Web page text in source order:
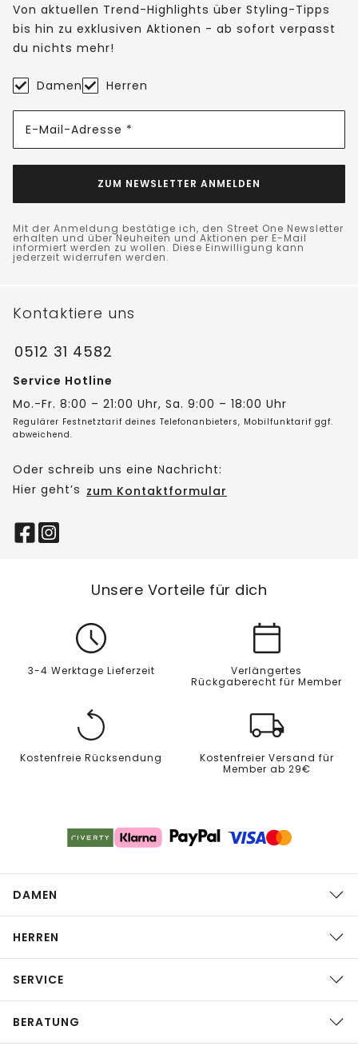
Von aktuellen Trend-Highlights über Styling-Tipps
bis hin zu exklusiven Aktionen - ab sofort verpasst
du nichts mehr!
Damen Herren
E-Mail-Adresse *
ZUM NEWSLETTER ANMELDEN
Mit der Anmeldung bestätige ich, den Street One Newsletter
erhalten und über Neuheiten und Aktionen per E-Mail
informiert werden zu wollen. Diese Einwilligung kann
jederzeit widerrufen werden.
Kontaktiere uns
0512 31 4582
Service Hotline
Mo.-Fr. 8:00 – 21:00 Uhr, Sa. 9:00 – 18:00 Uhr
Regulärer Festnetztarif deines Telefonanbieters, Mobilfunktarif ggf.
abweichend.
Oder schreib uns eine Nachricht:
Hier geht’s zum Kontaktformular
Unsere Vorteile für dich
3-4 Werktage Lieferzeit
Verlängertes
Rückgaberecht für Member
Kostenfreie Rücksendung
Kostenfreier Versand für
Member ab 29€
DAMEN
HERREN
SERVICE
BERATUNG